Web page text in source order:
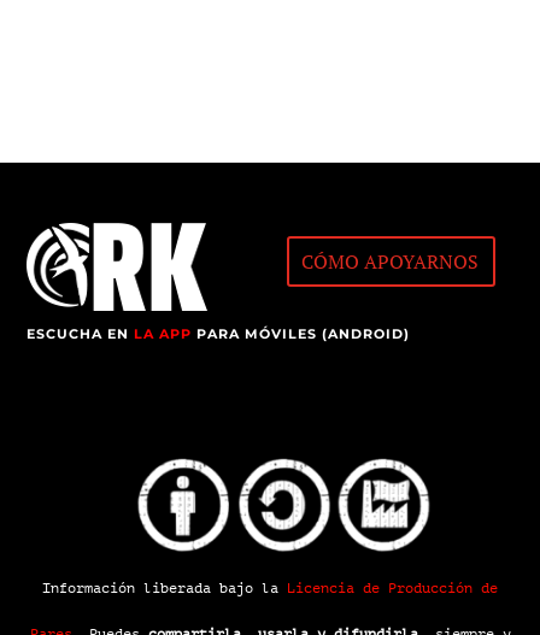
CÓMO APOYARNOS
ESCUCHA ENLA APP PARA MÓVILES (ANDROID)
Información liberada bajo la Licencia de Producción de